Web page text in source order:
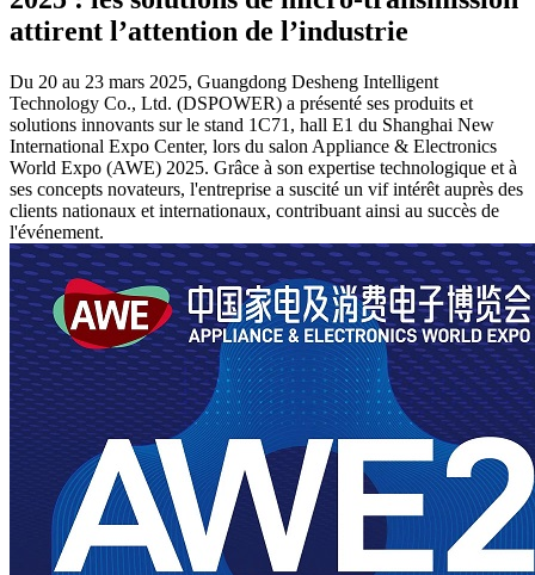
attirent l’attention de l’industrie
Du 20 au 23 mars 2025, Guangdong Desheng Intelligent
Technology Co., Ltd. (DSPOWER) a présenté ses produits et
solutions innovants sur le stand 1C71, hall E1 du Shanghai New
International Expo Center, lors du salon Appliance & Electronics
World Expo (AWE) 2025. Grâce à son expertise technologique et à
ses concepts novateurs, l'entreprise a suscité un vif intérêt auprès des
clients nationaux et internationaux, contribuant ainsi au succès de
l'événement.